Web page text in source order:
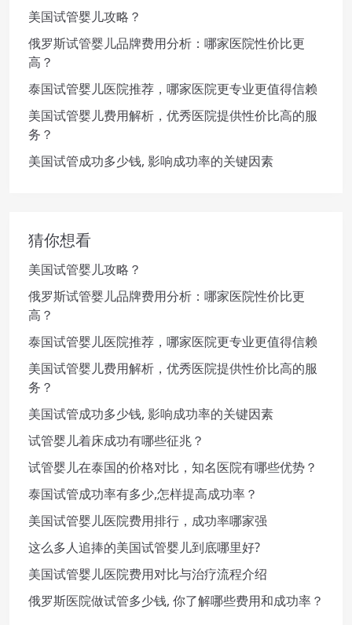
美国试管婴儿攻略？
俄罗斯试管婴儿品牌费用分析：哪家医院性价比更
高？
泰国试管婴儿医院推荐，哪家医院更专业更值得信赖
美国试管婴儿费用解析，优秀医院提供性价比高的服
务？
美国试管成功多少钱, 影响成功率的关键因素
猜你想看
美国试管婴儿攻略？
俄罗斯试管婴儿品牌费用分析：哪家医院性价比更
高？
泰国试管婴儿医院推荐，哪家医院更专业更值得信赖
美国试管婴儿费用解析，优秀医院提供性价比高的服
务？
美国试管成功多少钱, 影响成功率的关键因素
试管婴儿着床成功有哪些征兆？
试管婴儿在泰国的价格对比，知名医院有哪些优势？
泰国试管成功率有多少,怎样提高成功率？
美国试管婴儿医院费用排行，成功率哪家强
这么多人追捧的美国试管婴儿到底哪里好?
美国试管婴儿医院费用对比与治疗流程介绍
俄罗斯医院做试管多少钱, 你了解哪些费用和成功率？